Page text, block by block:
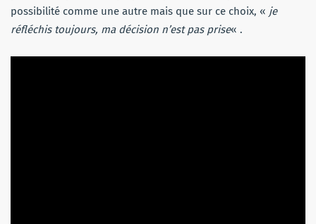
possibilité comme une autre mais que sur ce choix, « je
réfléchis toujours, ma décision n’est pas prise« .